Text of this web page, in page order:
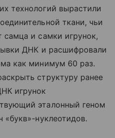
технологий вырастили
ткани, чьи
и самки игрунок,
ДНК и расшифровали
как минимум 60 раз.
структуру ранее
игрунок
эталонный геном
«букв»-нуклеотидов.